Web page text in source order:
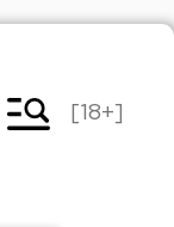
[18+]